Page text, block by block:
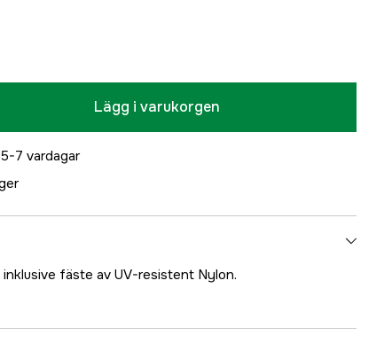
Lägg i varukorgen
7 vardagar
fäste av UV-resistent Nylon.